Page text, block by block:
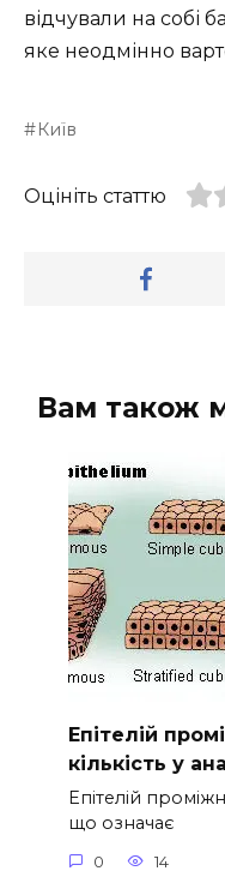
відчували на собі
яке неодмінно
Київ
Оцініть статтю
Вам також
Епітелій
кількість у
Епітелій
що означає
0 14